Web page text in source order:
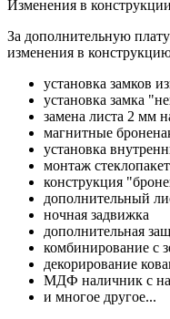
Изменения в конструкции
За дополнительную
изменения в
установка замков
установка замка
замена листа 2 мм
магнитные
установка
монтаж
конструкция
дополнительный
ночная задвижка
дополнительная
комбинирование с
декорирование
МДФ наличник с
и многое другое...